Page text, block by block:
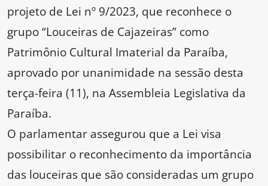
projeto de Lei nº 9/2023, que reconhece o
grupo “Louceiras de Cajazeiras” como
Patrimônio Cultural Imaterial da Paraíba,
aprovado por unanimidade na sessão desta
terça-feira (11), na Assembleia Legislativa da
Paraíba.
O parlamentar assegurou que a Lei visa
possibilitar o reconhecimento da importância
das louceiras que são consideradas um grupo